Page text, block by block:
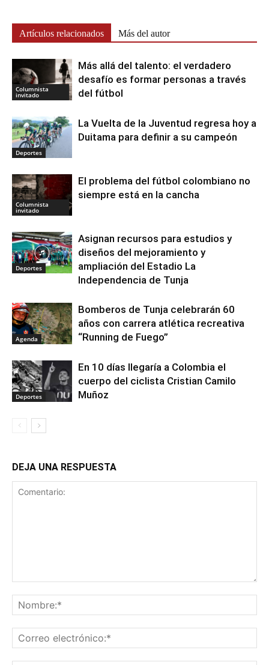
Artículos relacionados Más del autor
Columnista
invitado
Más allá del talento: el verdadero
desafío es formar personas a través
del fútbol
Deportes
La Vuelta de la Juventud regresa hoy a
Duitama para definir a su campeón
Columnista
invitado
El problema del fútbol colombiano no
siempre está en la cancha
Deportes
Asignan recursos para estudios y
diseños del mejoramiento y
ampliación del Estadio La
Independencia de Tunja
Agenda
Bomberos de Tunja celebrarán 60
años con carrera atlética recreativa
“Running de Fuego”
Deportes
En 10 días llegaría a Colombia el
cuerpo del ciclista Cristian Camilo
Muñoz
DEJA UNA RESPUESTA